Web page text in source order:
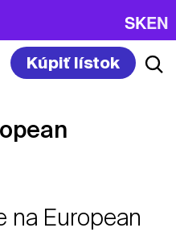
SKEN
Kúpiť lístok
na European